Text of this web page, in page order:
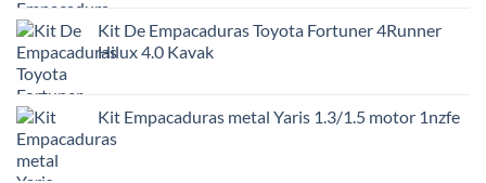
Kit De Empacaduras Toyota Fortuner 4Runner
Hilux 4.0 Kavak
Kit Empacaduras metal Yaris 1.3/1.5 motor 1nzfe